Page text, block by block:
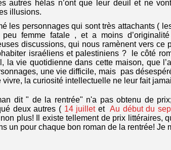
autres hélas n’ont que leur deuil et ne
illusions.
les personnages qui sont très attachants (
femme fatale , et a moins
discussions, qui nous ramènent vers ce
israéliens et palestiniens ? le côté
la vie quotidienne dans cette maison, que
une vie difficile, mais pas
vivre, la curiosité intellectuelle ne leur fait
dit " de la rentrée" n'a pas obtenu de
deux autres ( 14 juillet etAu début du
plus! Il existe tellement de prix littéraires,
un pour chaque bon roman de la rentrée! Je